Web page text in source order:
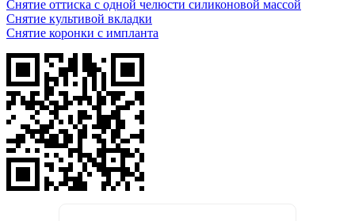
Снятие оттиска с одной челюсти силиконовой массой
Снятие культивой вкладки
Снятие коронки с импланта